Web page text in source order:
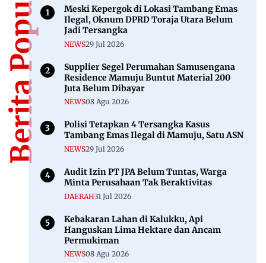
Berita Populer
Meski Kepergok di Lokasi Tambang Emas
Ilegal, Oknum DPRD Toraja Utara Belum
Jadi Tersangka
NEWS29 Jul 2026
Supplier Segel Perumahan Samusengana
Residence Mamuju Buntut Material 200
Juta Belum Dibayar
NEWS08 Agu 2026
Polisi Tetapkan 4 Tersangka Kasus
Tambang Emas Ilegal di Mamuju, Satu ASN
NEWS29 Jul 2026
Audit Izin PT JPA Belum Tuntas, Warga
Minta Perusahaan Tak Beraktivitas
DAERAH31 Jul 2026
Kebakaran Lahan di Kalukku, Api
Hanguskan Lima Hektare dan Ancam
Permukiman
NEWS08 Agu 2026